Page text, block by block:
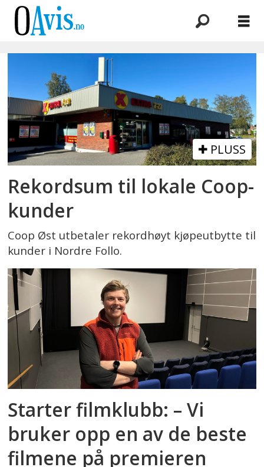
Emne:
medlemskap
PLUSS
Rekordsum til lokale Coop-
kunder
Coop Øst utbetaler rekordhøyt kjøpeutbytte til
kunder i Nordre Follo.
Starter filmklubb: – Vi
bruker opp en av de beste
filmene på premieren